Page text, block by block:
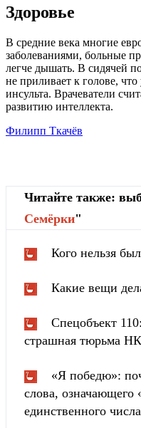
Здоровье
В средние века многие
заболеваниями, больные
легче дышать. В сидячей
не приливает к голове,
инсульта. Врачеватели
развитию интеллекта.
Филипп Ткачёв
Читайте также:
Cемёрки"
Кого нельзя
Какие вещи
Спецобъект
страшная тюрьма
«Я победю»:
слова, означающего
единственного числа